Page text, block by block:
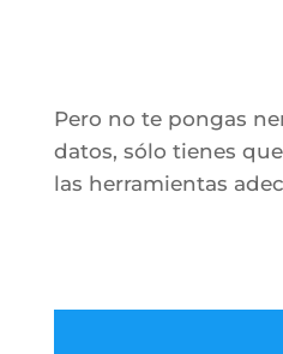
Pero no te pongas
datos, sólo tienes
las herramientas